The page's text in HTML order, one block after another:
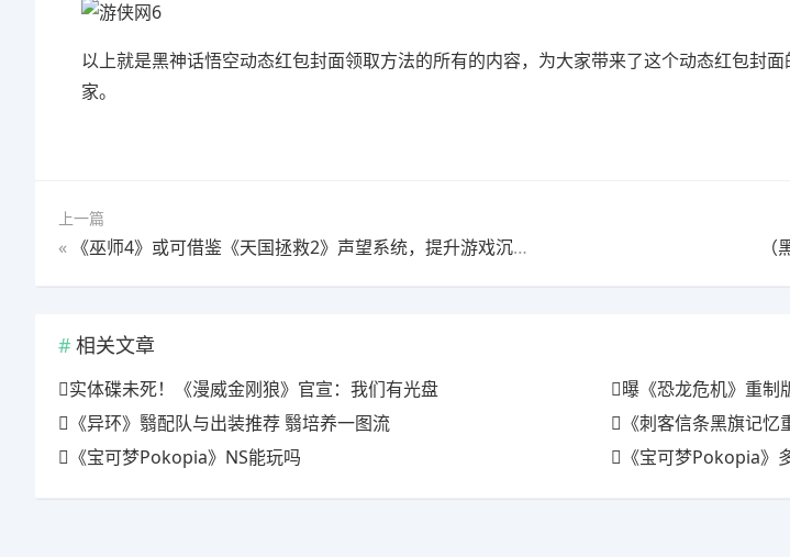
以上就是黑神话悟空动态红包封面领取方法的所有的内容，为大家带来了这个动态红包封
家。
上一篇
« 《巫师4》或可借鉴《天国拯救2》声望系统，提升游戏沉浸感
相关文章
实体碟未死！《漫威金刚狼》官宣：我们有光盘
曝《恐龙危机》重制
《异环》翳配队与出装推荐 翳培养一图流
《刺客信条黑旗记忆
《宝可梦Pokopia》NS能玩吗
《宝可梦Pokopia》